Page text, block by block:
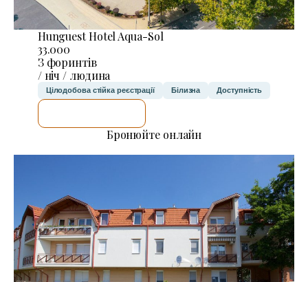
Hunguest Hotel Aqua-Sol
33.000
З форинтів
/ ніч / людина
Цілодобова стійка реєстрації Білизна Доступність
Бронюйте онлайн